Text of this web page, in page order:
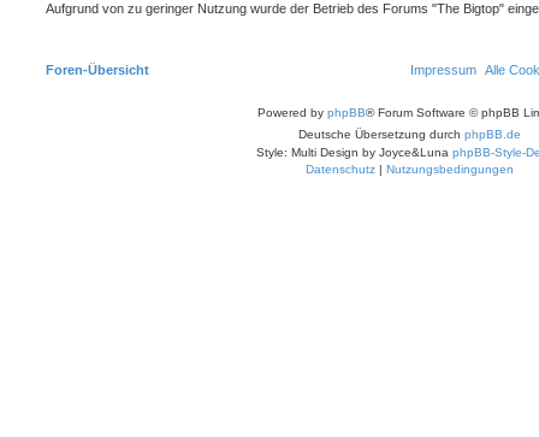
Aufgrund von zu geringer Nutzung wurde der Betrieb des Forums "The Bigtop"
Foren-Übersicht Alle
Impressum
Powered by phpBB® Forum Software © phpBB
Deutsche Übersetzung durch phpBB.de
Style: Multi Design by Joyce&Luna phpBB-Style-
Datenschutz | Nutzungsbedingungen